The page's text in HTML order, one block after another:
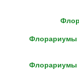
Флорариумы
Флорариумы